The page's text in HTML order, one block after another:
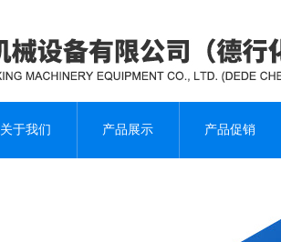
关于我们 产品展示 产品促销